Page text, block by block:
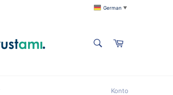
German ▼
Warenkorb
Konto